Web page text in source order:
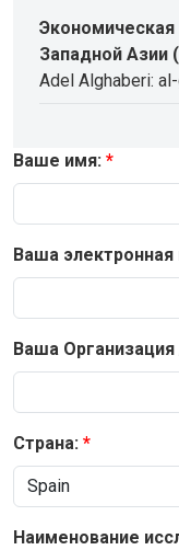
Экономическая
Западной Азии
Adel Alghaberi:
Ваше имя:
Ваша электронная
Ваша
Страна:
Наименование